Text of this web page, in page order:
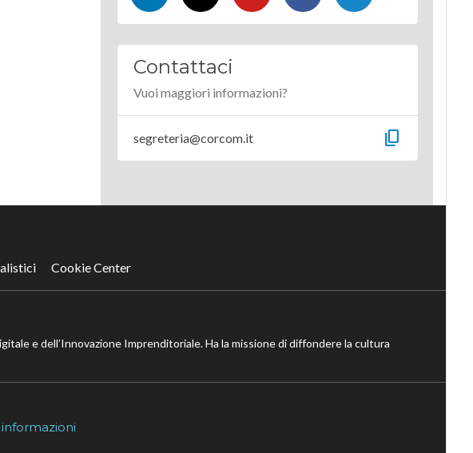
Contattaci
Vuoi maggiori informazioni?
segreteria@corcom.it content_copy
Cookie Center
e dell’Innovazione Imprenditoriale. Ha la missione di diffondere la cultura